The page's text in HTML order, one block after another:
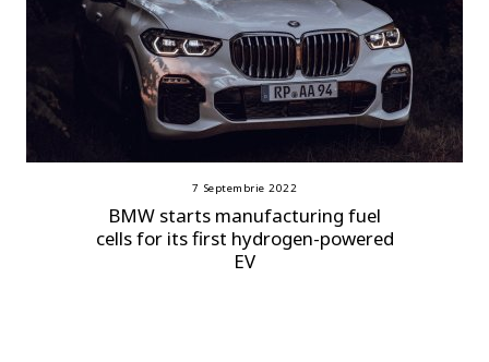
7 Septembrie 2022
BMW starts manufacturing fuel
cells for its first hydrogen-powered
EV